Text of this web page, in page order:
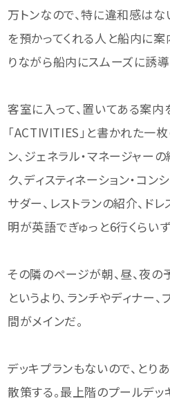
万トンなので、特に違和感はな
を預かってくれる人と船内に
りながら船内にスムーズに誘導
客室に入って、置いてある案内
「ACTIVITIES」と書かれた一
ン、ジェネラル・マネージャー
ク、ディスティネーション・コン
サダー、レストランの紹介、ド
明が英語でぎゅっと6行くらい
その隣のページが朝、昼、夜の
というより、ランチやディナー
間がメインだ。
デッキプランもないので、と
散策する。最上階のプールデ